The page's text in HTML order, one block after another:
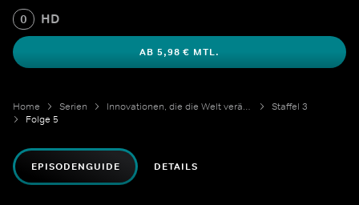
0 HD
AB 5,98 € MTL.
Home Serien Innovationen, die die Welt veränderten
Staffel 3
Folge 5
EPISODENGUIDE DETAILS